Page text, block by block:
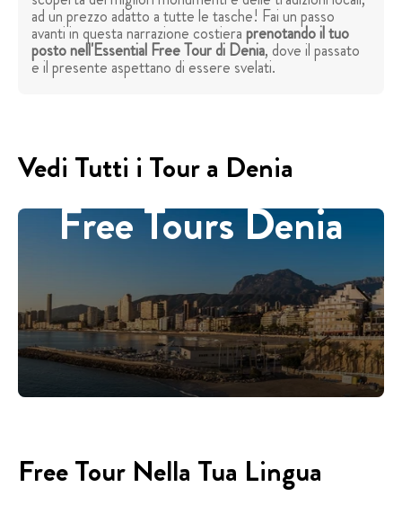
ad un prezzo adatto a tutte le tasche! Fai un passo
avanti in questa narrazione costieraprenotando il tuo
posto nell'Essential Free Tour di Denia, dove il passato
e il presente aspettano di essere svelati.
Vedi Tutti i Tour a Denia
Free Tours Denia
Free Tour Nella Tua Lingua